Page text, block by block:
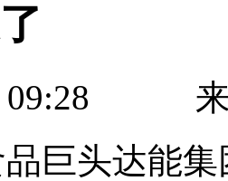
09:28 来
头达能集